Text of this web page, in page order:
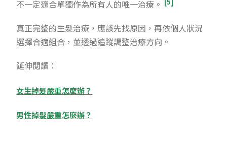
不一定適合單獨作為所有人的唯一治療。
真正完整的生髮治療，應該先找原因，再依個人狀況
選擇合適組合，並透過追蹤調整治療方向。
延伸閱讀：
女生掉髮嚴重怎麼辦？
男性掉髮嚴重怎麼辦？